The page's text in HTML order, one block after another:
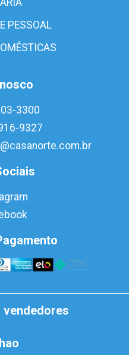
PESSOAL
3300
9327
vendedores